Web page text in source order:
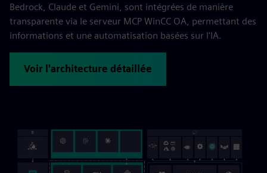
Bedrock, Claude et Gemini, sont intégrées de manière
transparente via le serveur MCP WinCC OA, permettant des
informations et une automatisation basées sur l'IA.
Voir l'architecture détaillée